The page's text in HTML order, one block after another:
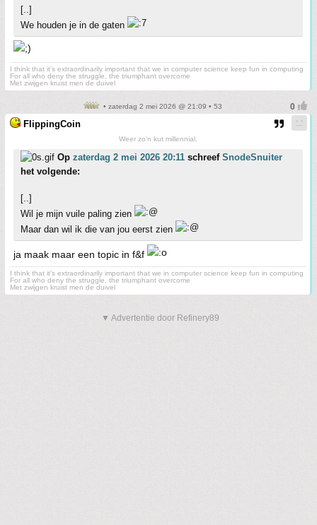
[..]
We houden je in de gaten
I think that it’s extraordinarily important that we in computer science keep fun in computing
For all who deny the struggle, the triumphant overcome
Met zwijgen kruist men de duivel
• zaterdag 2 mei 2026 @ 21:09 • 53
FlippingCoin
Weer zo'n kut millennial.
Op zaterdag 2 mei 2026 20:11 schreef SnodeSnuiter
het volgende:
[..]
Wil je mijn vuile paling zien
Maar dan wil ik die van jou eerst zien
ja maak maar een topic in f&f
I think that it’s extraordinarily important that we in computer science keep fun in computing
For all who deny the struggle, the triumphant overcome
Met zwijgen kruist men de duivel
▼ Advertentie door Refinery89